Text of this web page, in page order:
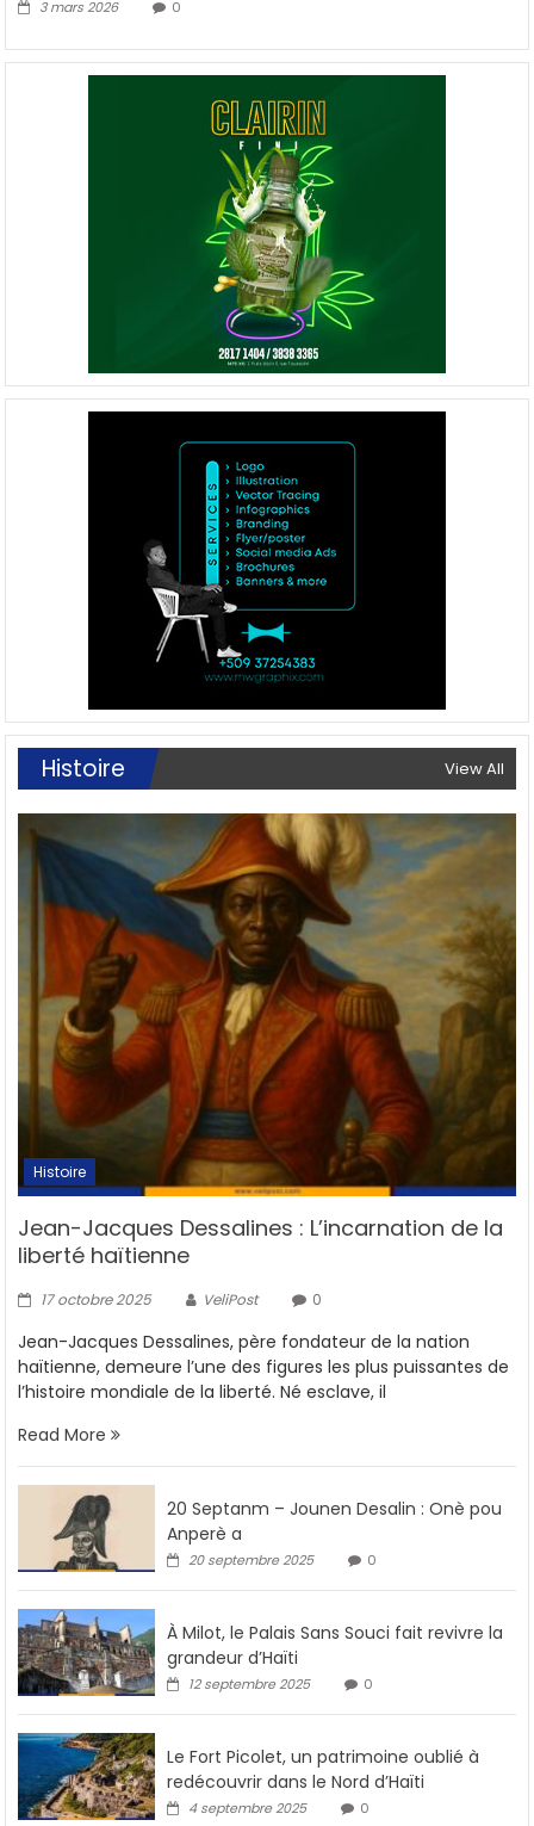
3 mars 2026 0
Histoire View All
Histoire
Jean-Jacques Dessalines : L’incarnation de la
liberté haïtienne
17 octobre 2025 VeliPost 0
Jean-Jacques Dessalines, père fondateur de la nation
haïtienne, demeure l’une des figures les plus puissantes de
l’histoire mondiale de la liberté. Né esclave, il
Read More
20 Septanm – Jounen Desalin : Onè pou
Anperè a
20 septembre 2025 0
À Milot, le Palais Sans Souci fait revivre la
grandeur d’Haïti
12 septembre 2025 0
Le Fort Picolet, un patrimoine oublié à
redécouvrir dans le Nord d’Haïti
4 septembre 2025 0